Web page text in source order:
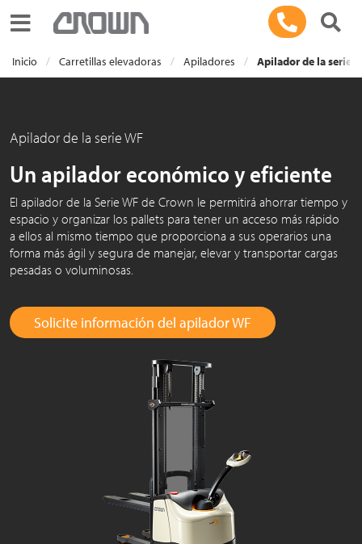
Toggle navigation
Inicio Carretillas elevadoras Apiladores Apilador de la serie
Apilador de la serie WF
Un apilador económico y eficiente
El apilador de la Serie WF de Crown le permitirá ahorrar tiempo y
espacio y organizar los pallets para tener un acceso más rápido
a ellos al mismo tiempo que proporciona a sus operarios una
forma más ágil y segura de manejar, elevar y transportar cargas
pesadas o voluminosas.
Solicite información del apilador WF